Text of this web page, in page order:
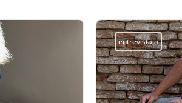
entrevista a